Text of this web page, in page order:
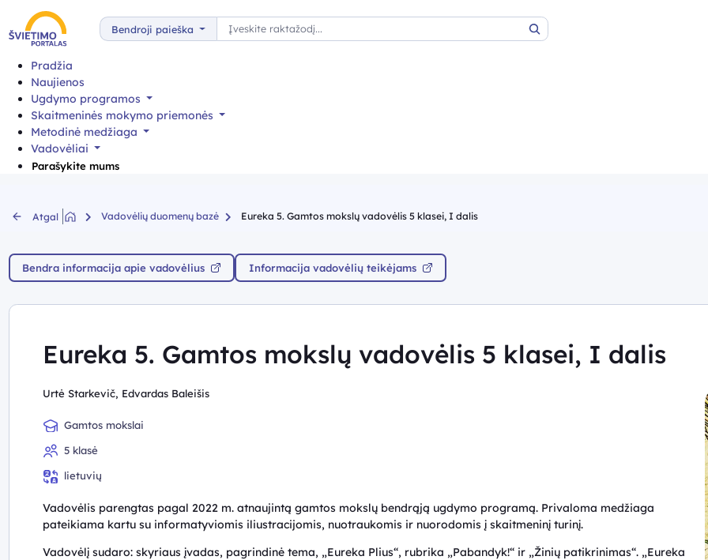
Bendroji paieška
Paieška
Paieška
Pradžia
Naujienos
Ugdymo programos
Skaitmeninės mokymo priemonės
Metodinė medžiaga
Vadovėliai
Parašykite mums
Atgal Vadovėlių duomenų bazė Eureka 5. Gamtos mokslų vadovėlis 5 klasei, I dalis
Bendra informacija apie vadovėlius Informacija vadovėlių teikėjams
Eureka 5. Gamtos mokslų vadovėlis 5 klasei, I dalis
Urtė Starkevič, Edvardas Baleišis
Gamtos mokslai
5 klasė
lietuvių
Vadovėlis parengtas pagal 2022 m. atnaujintą gamtos mokslų bendrąją ugdymo programą. Privaloma medžiaga
pateikiama kartu su informatyviomis iliustracijomis, nuotraukomis ir nuorodomis į skaitmeninį turinį.
Vadovėlį sudaro: skyriaus įvadas, pagrindinė tema, „Eureka Plius“, rubrika „Pabandyk!“ ir „Žinių patikrinimas“. „Eureka